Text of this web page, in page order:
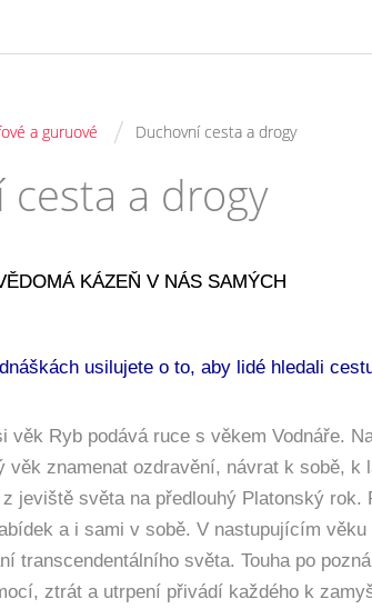
a guruové / Duchovní cesta a drogy
cesta a drogy
KÁZEŇ V NÁS SAMÝCH
usilujete o to, aby lidé hledali
věk Ryb podává ruce s věkem Vodnáře.
věk znamenat ozdravění, návrat k sobě,
jeviště světa na předlouhý Platonský
a i sami v sobě. V nastupujícím
transcendentálního světa. Touha po
ztrát a utrpení přivádí každého k